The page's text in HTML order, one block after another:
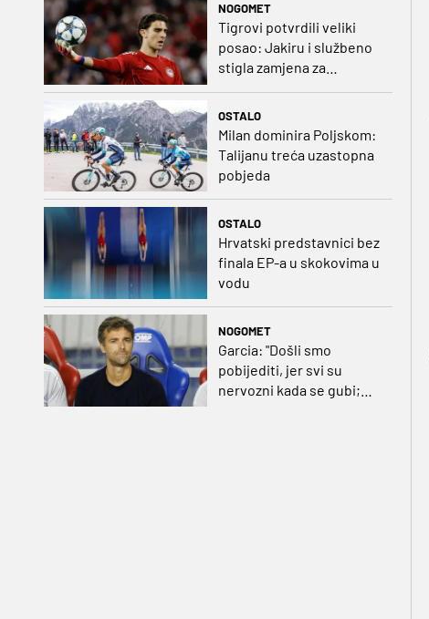
NOGOMET
Tigrovi potvrdili veliki
posao: Jakiru i službeno
stigla zamjena za
OSTALO
Milan dominira Poljskom:
Talijanu treća uzastopna
pobjeda
OSTALO
Hrvatski predstavnici bez
finala EP-a u skokovima u
vodu
NOGOMET
Garcia: "Došli smo
pobijediti, jer svi su
nervozni kada se gubi;